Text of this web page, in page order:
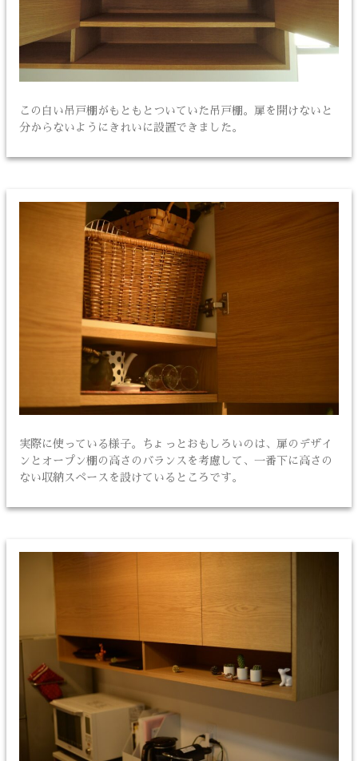
この白い吊戸棚がもともとついていた吊戸棚。扉を開けないと
分からないようにきれいに設置できました。
実際に使っている様子。ちょっとおもしろいのは、扉のデザイ
ンとオープン棚の高さのバランスを考慮して、一番下に高さの
ない収納スペースを設けているところです。